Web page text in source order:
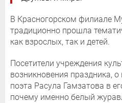
В Красногорском филиале
традиционно прошла
как взрослых, так и детей.
Посетители учреждения
возникновения праздника, о
поэта Расула Гамзатова в
почему именно белый